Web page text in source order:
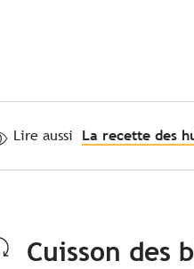
Lire aussi La recette des
Cuisson des